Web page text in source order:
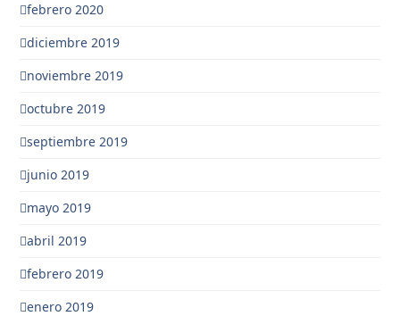
febrero 2020
diciembre 2019
noviembre 2019
octubre 2019
septiembre 2019
junio 2019
mayo 2019
abril 2019
febrero 2019
enero 2019